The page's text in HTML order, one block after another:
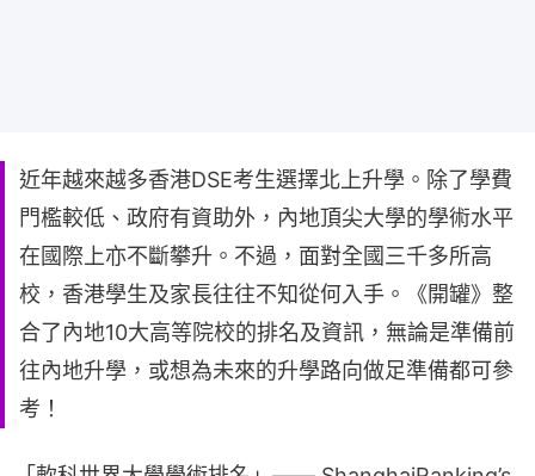
近年越來越多香港DSE考生選擇北上升學。除了學費
門檻較低、政府有資助外，內地頂尖大學的學術水平
在國際上亦不斷攀升。不過，面對全國三千多所高
校，香港學生及家長往往不知從何入手。《開罐》整
合了內地10大高等院校的排名及資訊，無論是準備前
往內地升學，或想為未來的升學路向做足準備都可參
考！